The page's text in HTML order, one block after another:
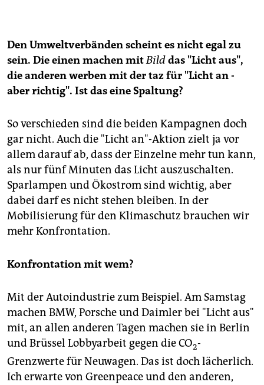
Den Umweltverbänden scheint es nicht egal zu
sein. Die einen machen mitBilddas "Licht aus",
die anderen werben mit der taz für "Licht an -
aber richtig". Ist das eine Spaltung?
So verschieden sind die beiden Kampagnen doch
gar nicht. Auch die "Licht an"-Aktion zielt ja vor
allem darauf ab, dass der Einzelne mehr tun kann,
als nur fünf Minuten das Licht auszuschalten.
Sparlampen und Ökostrom sind wichtig, aber
dabei darf es nicht stehen bleiben. In der
Mobilisierung für den Klimaschutz brauchen wir
mehr Konfrontation.
Konfrontation mit wem?
Mit der Autoindustrie zum Beispiel. Am Samstag
machen BMW, Porsche und Daimler bei "Licht aus"
mit, an allen anderen Tagen machen sie in Berlin
und Brüssel Lobbyarbeit gegen die CO2-
Grenzwerte für Neuwagen. Das ist doch lächerlich.
Ich erwarte von Greenpeace und den anderen,